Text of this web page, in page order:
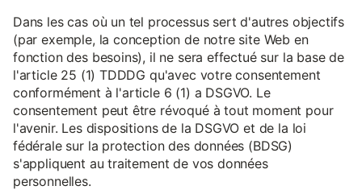
Dans les cas où un tel processus sert d'autres objectifs
(par exemple, la conception de notre site Web en
fonction des besoins), il ne sera effectué sur la base de
l'article 25 (1) TDDDG qu'avec votre consentement
conformément à l'article 6 (1) a DSGVO. Le
consentement peut être révoqué à tout moment pour
l'avenir. Les dispositions de la DSGVO et de la loi
fédérale sur la protection des données (BDSG)
s'appliquent au traitement de vos données
personnelles.